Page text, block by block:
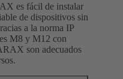
es fácil de instalar
de dispositivos sin
a la norma IP
M8 y M12 con
son adecuados